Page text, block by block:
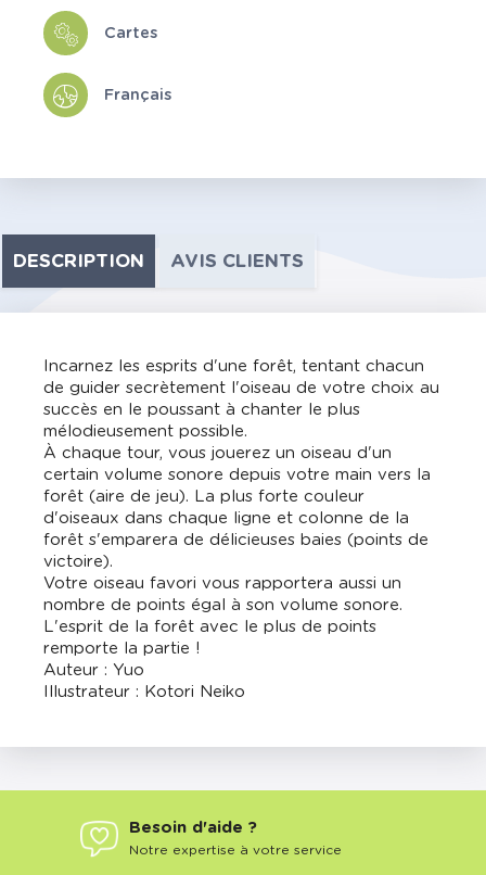
Cartes
Français
DESCRIPTION AVIS CLIENTS
Incarnez les esprits d'une forêt, tentant chacun
de guider secrètement l'oiseau de votre choix au
succès en le poussant à chanter le plus
mélodieusement possible.
À chaque tour, vous jouerez un oiseau d'un
certain volume sonore depuis votre main vers la
forêt (aire de jeu). La plus forte couleur
d'oiseaux dans chaque ligne et colonne de la
forêt s'emparera de délicieuses baies (points de
victoire).
Votre oiseau favori vous rapportera aussi un
nombre de points égal à son volume sonore.
L'esprit de la forêt avec le plus de points
remporte la partie !
Auteur : Yuo
Illustrateur : Kotori Neiko
Besoin d'aide ?
Notre expertise à votre service